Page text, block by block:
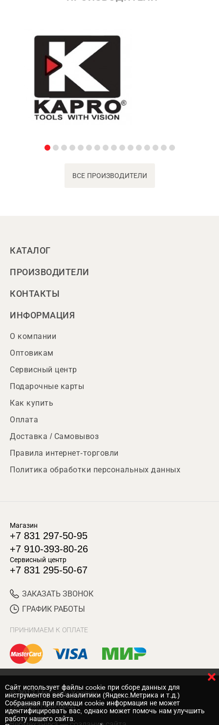
ВСЕ ПРОИЗВОДИТЕЛИ
КАТАЛОГ
ПРОИЗВОДИТЕЛИ
КОНТАКТЫ
ИНФОРМАЦИЯ
О компании
Оптовикам
Сервисный центр
Подарочные карты
Как купить
Оплата
Доставка / Самовывоз
Правила интернет-торговли
Политика обработки персональных данных
Магазин
+7 831 297-50-95
+7 910-393-80-26
Сервисный центр
+7 831 295-50-67
ЗАКАЗАТЬ ЗВОНОК
ГРАФИК РАБОТЫ
ПРИНИМАЕМ К ОПЛАТЕ
© 2017 Магазин Хозяин
Нижний Новгород
Cайт использует файлы cookie при сборе данных для
инструментов веб-аналитики (Яндекс.Метрика и т.д.)
Собранная при помощи cookie информация не может
идентифицировать вас, однако может помочь нам улучшить
работу нашего сайта.